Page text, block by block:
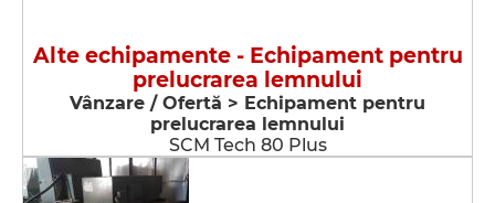
Alte echipamente - Echipament pentru
prelucrarea lemnului
Vânzare / Ofertă > Echipament pentru
prelucrarea lemnului
SCM Tech 80 Plus